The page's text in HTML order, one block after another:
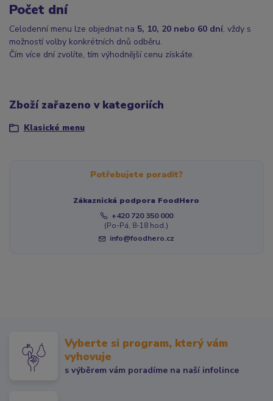
Počet dní
Celodenní menu lze objednat na 5, 10, 20 nebo 60 dní, vždy s
možností volby konkrétních dnů odběru.
Čím více dní zvolíte, tím výhodnější cenu získáte.
Zboží zařazeno v kategoriích
Klasické menu
Potřebujete poradit?
Zákaznická podpora FoodHero
+420 720 350 000
(Po-Pá, 8-18 hod.)
info@foodhero.cz
Vyberte si program, který vám
vyhovuje
s výběrem vám poradíme na naší infolince